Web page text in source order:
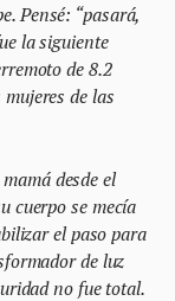
Pensé: “pasará,
la siguiente
de 8.2
de las
desde el
cuerpo se mecía
el paso para
de luz
no fue total.